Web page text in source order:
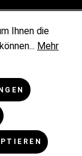
Ihnen die
Mehr